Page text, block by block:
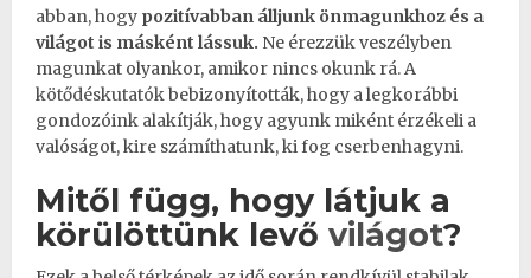
abban, hogy pozitívabban álljunk önmagunkhoz és a
világot is másként lássuk. Ne érezzük veszélyben
magunkat olyankor, amikor nincs okunk rá. A
kötődéskutatókbebizonyították, hogy a legkorábbi
gondozóink alakítják, hogy agyunk miként érzékeli a
valóságot, kire számíthatunk, ki fog cserbenhagyni.
Mitől függ, hogy látjuk a
körülöttünk levő világot?